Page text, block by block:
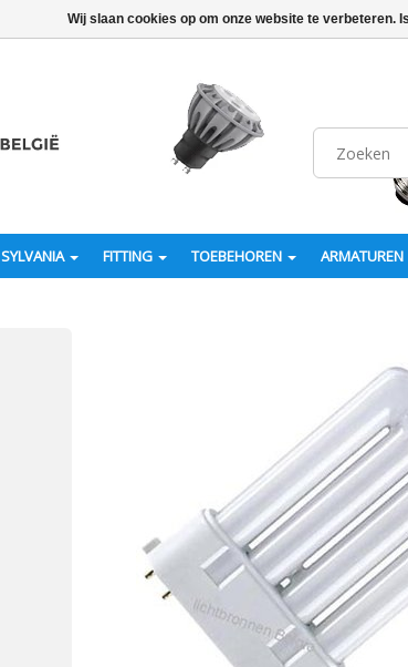
SYLVANIA FITTING TOEBEHOREN ARMATUREN
Wij slaan cookies op om onze website te verbeteren.